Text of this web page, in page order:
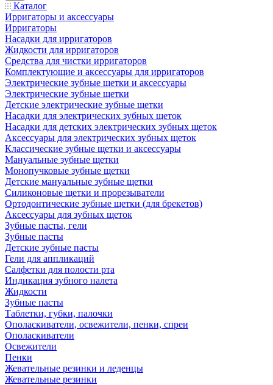
Каталог
Ирригаторы и аксессуары
Ирригаторы
Насадки для ирригаторов
Жидкости для ирригаторов
Средства для чистки ирригаторов
Комплектующие и аксессуары для ирригаторов
Электрические зубные щетки и аксессуары
Электрические зубные щетки
Детские электрические зубные щетки
Насадки для электрических зубных щеток
Насадки для детских электрических зубных щеток
Аксессуары для электрических зубных щеток
Классические зубные щетки и аксессуары
Мануальные зубные щетки
Монопучковые зубные щетки
Детские мануальные зубные щетки
Силиконовые щетки и прорезыватели
Ортодонтические зубные щетки (для брекетов)
Аксессуары для зубных щеток
Зубные пасты, гели
Зубные пасты
Детские зубные пасты
Гели для аппликаций
Салфетки для полости рта
Индикация зубного налета
Жидкости
Зубные пасты
Таблетки, губки, палочки
Ополаскиватели, освежители, пенки, спреи
Ополаскиватели
Освежители
Пенки
Жевательные резинки и леденцы
Жевательные резинки